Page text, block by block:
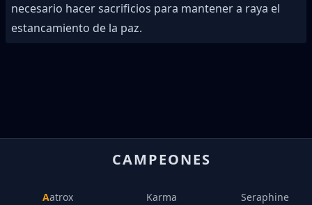
necesario hacer sacrificios para mantener a raya el
estancamiento de la paz.
CAMPEONES
Aatrox Karma Seraphine